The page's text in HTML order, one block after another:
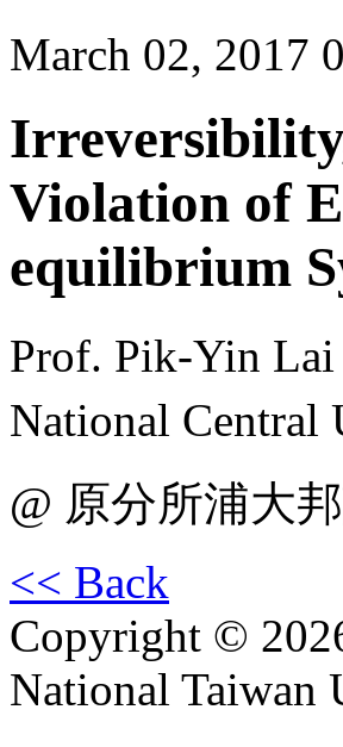
March 02, 2017
Violation of
equilibrium
Prof. Pik-Yin
National
@ 原分所浦大
<< Back
Copyright ©
National Taiwan